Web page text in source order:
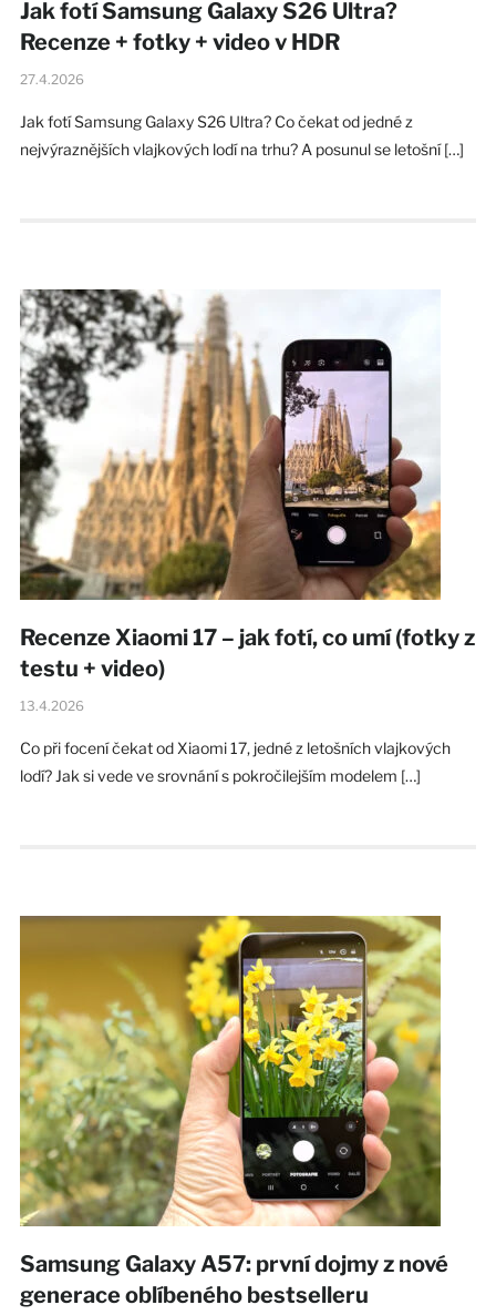
Jak fotí Samsung Galaxy S26 Ultra?
Recenze + fotky + video v HDR
27.4.2026
Jak fotí Samsung Galaxy S26 Ultra? Co čekat od jedné z
nejvýraznějších vlajkových lodí na trhu? A posunul se letošní […]
Recenze Xiaomi 17 – jak fotí, co umí (fotky z
testu + video)
13.4.2026
Co při focení čekat od Xiaomi 17, jedné z letošních vlajkových
lodí? Jak si vede ve srovnání s pokročilejším modelem […]
Samsung Galaxy A57: první dojmy z nové
generace oblíbeného bestselleru